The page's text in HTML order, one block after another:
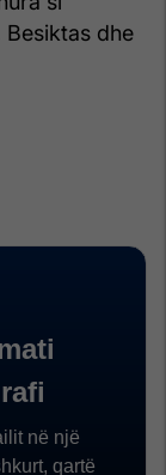
Besiktas dhe